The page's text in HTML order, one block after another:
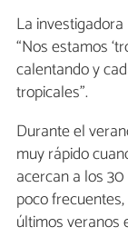
La
“Nos estamos
calentando y
tropicales”.
Durante el
muy rápido
acercan a los
poco
últimos veranos